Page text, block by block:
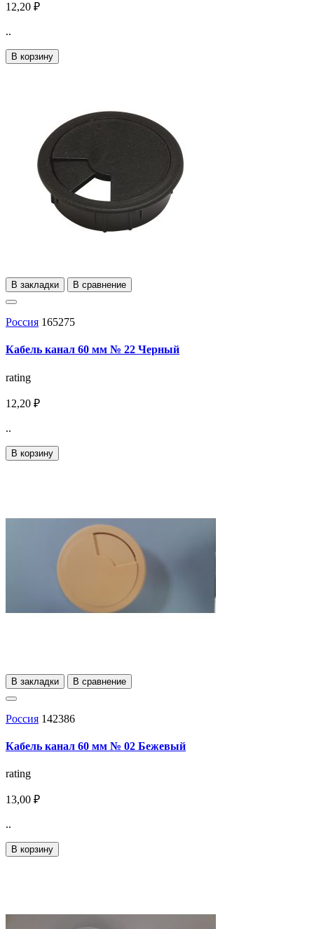
12,20 ₽
..
В корзину
В закладки В сравнение
Россия 165275
Кабель канал 60 мм № 22 Черный
rating
12,20 ₽
..
В корзину
В закладки В сравнение
Россия 142386
Кабель канал 60 мм № 02 Бежевый
rating
13,00 ₽
..
В корзину